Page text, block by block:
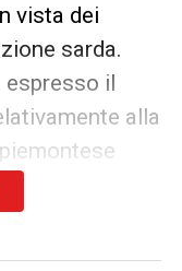
vista dei
sarda.
espresso il
alla
rilasciato
dei rossblù